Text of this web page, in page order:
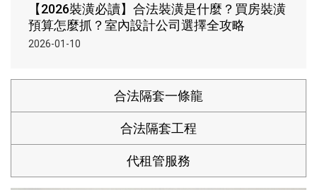
【2026裝潢必讀】合法裝潢是什麼？買房裝潢
預算怎麼抓？室內設計公司選擇全攻略
2026-01-10
合法隔套一條龍
合法隔套工程
代租管服務